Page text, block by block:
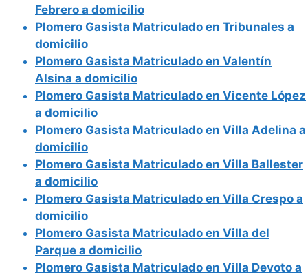
Febrero a domicilio
Plomero Gasista Matriculado en Tribunales a
domicilio
Plomero Gasista Matriculado en Valentín
Alsina a domicilio
Plomero Gasista Matriculado en Vicente López
a domicilio
Plomero Gasista Matriculado en Villa Adelina a
domicilio
Plomero Gasista Matriculado en Villa Ballester
a domicilio
Plomero Gasista Matriculado en Villa Crespo a
domicilio
Plomero Gasista Matriculado en Villa del
Parque a domicilio
Plomero Gasista Matriculado en Villa Devoto a